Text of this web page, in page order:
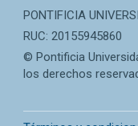
PONTIFICIA
RUC: 20155945860
© Pontificia
los derechos